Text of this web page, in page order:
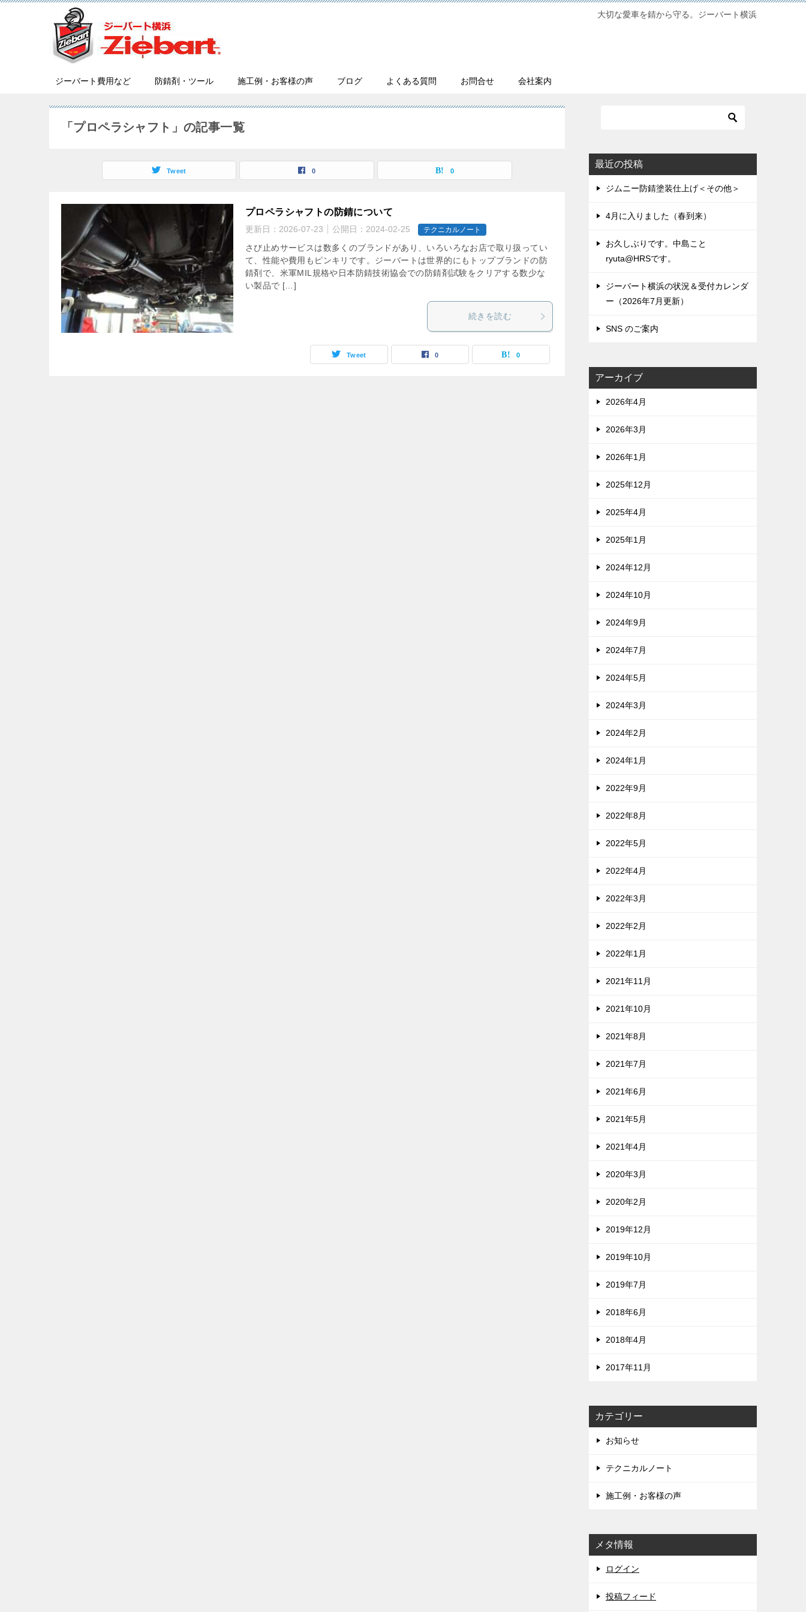
大切な愛車を錆から守る。ジーバート横浜
ジーバート費用など 防錆剤・ツール 施工例・お客様の声 ブログ よくある質問 お問合せ 会社案内
「プロペラシャフト」の記事一覧
Tweet 0 0
プロペラシャフトの防錆について
更新日： 2026-07-23 公開日： 2024-02-25 テクニカルノート
さび止めサービスは数多くのブランドがあり、いろいろなお店で取り扱ってい
て、性能や費用もピンキリです。ジーバートは世界的にもトップブランドの防
錆剤で、米軍MIL規格や日本防錆技術協会での防錆剤試験をクリアする数少な
い製品で […]
続きを読む
Tweet 0 0
最近の投稿
ジムニー防錆塗装仕上げ＜その他＞
4月に入りました（春到来）
お久しぶりです。中島こと
ryuta@HRSです。
ジーバート横浜の状況＆受付カレンダ
ー（2026年7月更新）
SNS のご案内
アーカイブ
2026年4月
2026年3月
2026年1月
2025年12月
2025年4月
2025年1月
2024年12月
2024年10月
2024年9月
2024年7月
2024年5月
2024年3月
2024年2月
2024年1月
2022年9月
2022年8月
2022年5月
2022年4月
2022年3月
2022年2月
2022年1月
2021年11月
2021年10月
2021年8月
2021年7月
2021年6月
2021年5月
2021年4月
2020年3月
2020年2月
2019年12月
2019年10月
2019年7月
2018年6月
2018年4月
2017年11月
カテゴリー
お知らせ
テクニカルノート
施工例・お客様の声
メタ情報
ログイン
投稿フィード